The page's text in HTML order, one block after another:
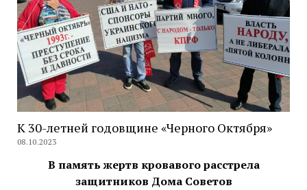
К 30-летней годовщине «Черного Октября»
08.10.2023
В память жертв кровавого расстрела
защитников Дома Советов